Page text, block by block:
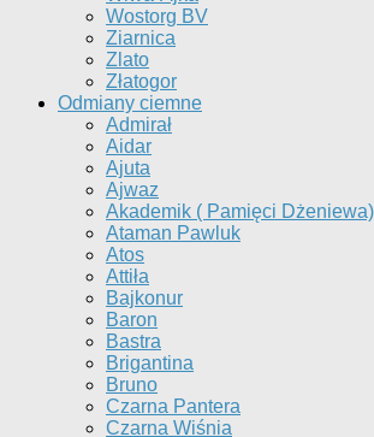
Wostorg BV
Ziarnica
Zlato
Złatogor
Odmiany ciemne
Admirał
Aidar
Ajuta
Ajwaz
Akademik ( Pamięci Dżeniewa)
Ataman Pawluk
Atos
Attiła
Bajkonur
Baron
Bastra
Brigantina
Bruno
Czarna Pantera
Czarna Wiśnia